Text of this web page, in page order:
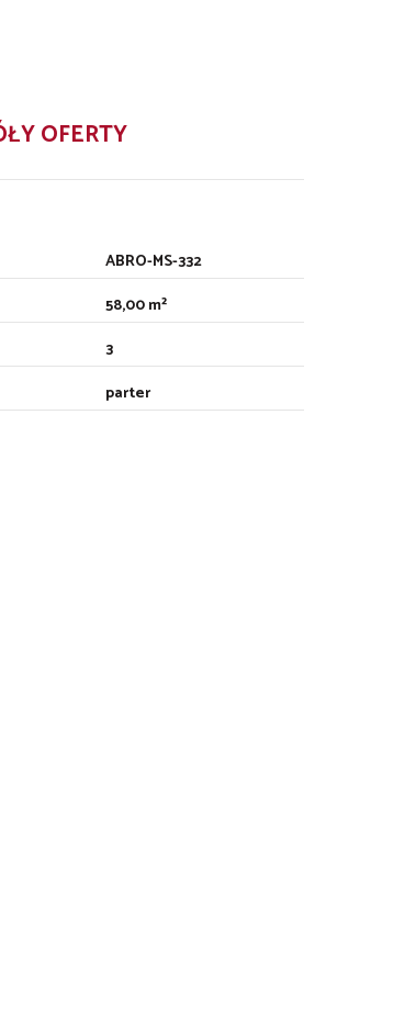
OFERTY
ABRO-MS-332
58,00 m²
3
parter